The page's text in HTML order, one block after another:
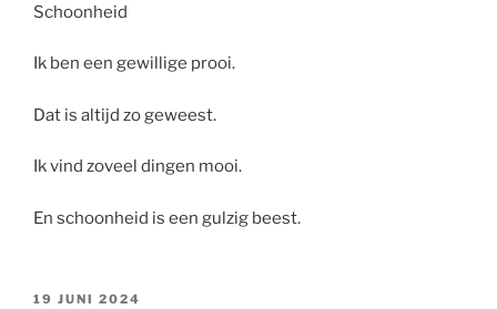
Schoonheid
Ik ben een gewillige prooi.
Dat is altijd zo geweest.
Ik vind zoveel dingen mooi.
En schoonheid is een gulzig beest.
GEPLAATST
19 JUNI 2024